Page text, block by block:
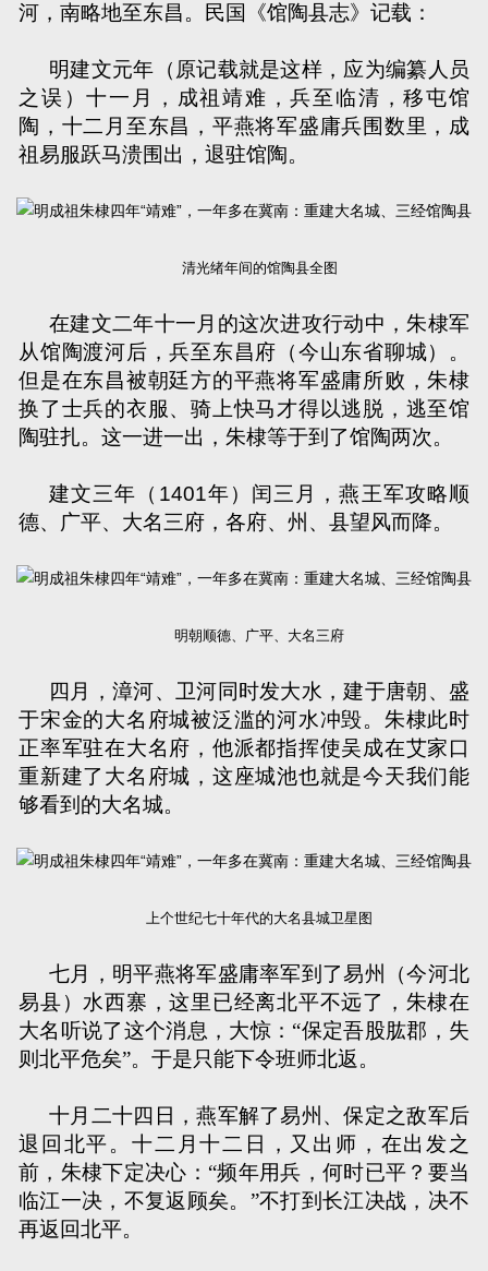
河，南略地至东昌。民国《馆陶县志》记载：
明建文元年（原记载就是这样，应为编纂人员
之误）十一月，成祖靖难，兵至临清，移屯馆
陶，十二月至东昌，平燕将军盛庸兵围数里，成
祖易服跃马溃围出，退驻馆陶。
清光绪年间的馆陶县全图
在建文二年十一月的这次进攻行动中，朱棣军
从馆陶渡河后，兵至东昌府（今山东省聊城）。
但是在东昌被朝廷方的平燕将军盛庸所败，朱棣
换了士兵的衣服、骑上快马才得以逃脱，逃至馆
陶驻扎。这一进一出，朱棣等于到了馆陶两次。
建文三年（ 1401年）闰三月，燕王军攻略顺
德、广平、大名三府，各府、州、县望风而降。
明朝顺德、广平、大名三府
四月，漳河、卫河同时发大水，建于唐朝、盛
于宋金的大名府城被泛滥的河水冲毁。朱棣此时
正率军驻在大名府，他派都指挥使吴成在艾家口
重新建了大名府城，这座城池也就是今天我们能
够看到的大名城。
上个世纪七十年代的大名县城卫星图
七月，明平燕将军盛庸率军到了易州（今河北
易县）水西寨，这里已经离北平不远了，朱棣在
大名听说了这个消息，大惊：“保定吾股肱郡，失
则北平危矣”。于是只能下令班师北返。
十月二十四日，燕军解了易州、保定之敌军后
退回北平。十二月十二日，又出师，在出发之
前，朱棣下定决心：“频年用兵，何时已平？要当
临江一决，不复返顾矣。”不打到长江决战，决不
再返回北平。